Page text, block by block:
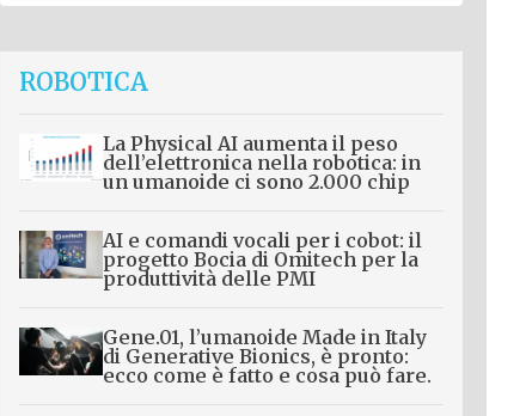
ROBOTICA
La Physical AI aumenta il peso
dell’elettronica nella robotica: in
un umanoide ci sono 2.000 chip
AI e comandi vocali per i cobot: il
progetto Bocia di Omitech per la
produttività delle PMI
Gene.01, l’umanoide Made in Italy
di Generative Bionics, è pronto:
ecco come è fatto e cosa può fare.